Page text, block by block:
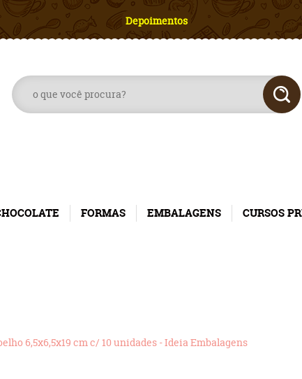
Depoimentos
FORMAS EMBALAGENS CURSOS
6,5x6,5x19 cm c/ 10 unidades - Ideia Embalagens